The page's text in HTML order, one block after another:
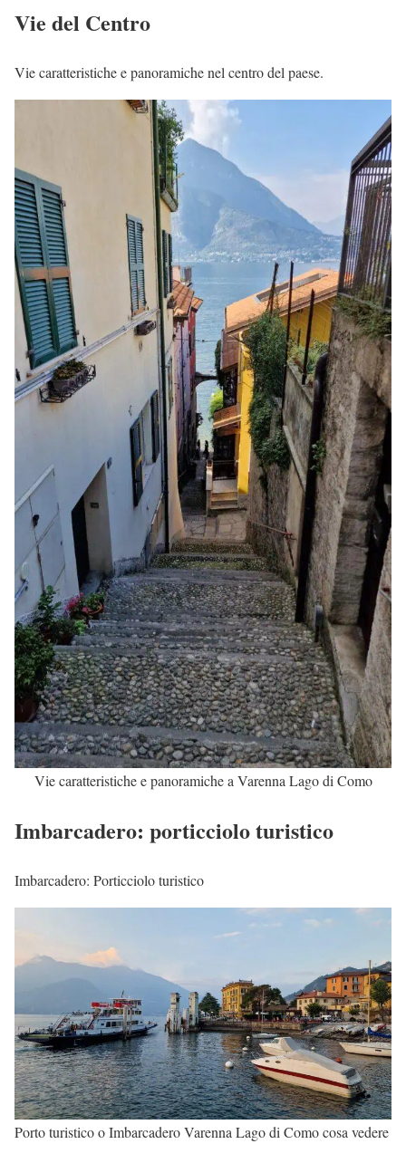
Vie del Centro
Vie caratteristiche e panoramiche nel centro del paese.
Vie caratteristiche e panoramiche a Varenna Lago di Como
Imbarcadero: porticciolo turistico
Imbarcadero: Porticciolo turistico
Porto turistico o Imbarcadero Varenna Lago di Como cosa vedere